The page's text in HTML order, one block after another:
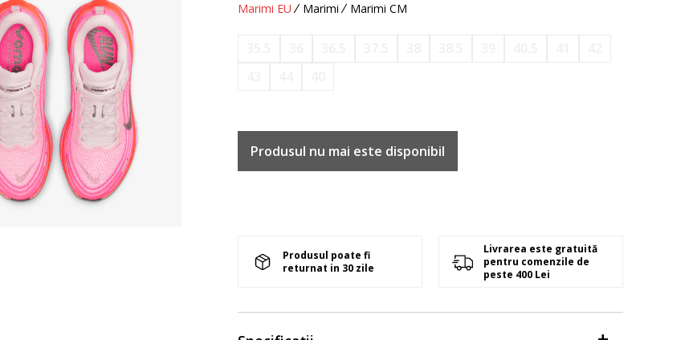
Marimi EU Marimi Marimi CM
Produsul nu mai este disponibil
Produsul poate fi
returnat in 30 zile
Livrarea este gratuită
pentru comenzile de
peste 400 Lei